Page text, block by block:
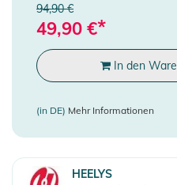
94,90 €
49,90 €*
In den
(in DE) Mehr Informationen
HEELYS